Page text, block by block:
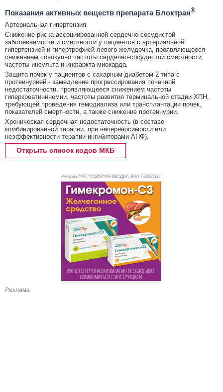
Показания активных веществ препарата Блоктран®
Артериальная гипертензия.
Снижение риска ассоциированной сердечно-сосудистой
заболеваемости и смертности у пациентов с артериальной
гипертензией и гипертрофией левого желудочка, проявляющееся
снижением совокупно частоты сердечно-сосудистой смертности,
частоты инсульта и инфаркта миокарда.
Защита почек у пациентов с сахарным диабетом 2 типа с
протеинурией - замедление прогрессирования почечной
недостаточности, проявляющееся снижением частоты
гиперкреатининемии, частоты развития терминальной стадии ХПН,
требующей проведения гемодиализа или трансплантации почек,
показателей смертности, а также снижение протеинурии.
Хроническая сердечная недостаточность (в составе
комбинированной терапии, при непереносимости или
неэффективности терапии ингибиторами АПФ).
Открыть список кодов МКБ
Реклама. НАО "СЕВЕРНАЯ ЗВЕЗДА", ИНН 7720185196
Реклама